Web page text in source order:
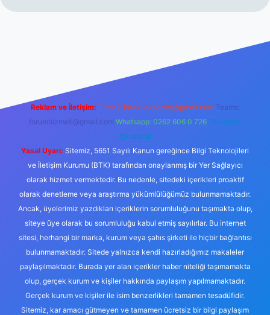
Reklam ve İletişim: E-mail: backlinkpaneli@gmail.com Teams:
forumhizmeti@gmail.com Whatsapp: 0262 606 0 726 Telegram:
@karabul
Yasal Uyarı: Sitemiz, 5651 Sayılı Kanun gereğince Bilgi Teknolojileri
ve İletişim Kurumu (BTK) tarafından onaylanmış bir Yer Sağlayıcı
olarak hizmet vermektedir. Bu nedenle, sitedeki içerikleri proaktif
olarak denetleme veya araştırma yükümlülüğümüz bulunmamaktadır.
Ancak, üyelerimiz yazdıkları içeriklerin sorumluluğunu taşımakta olup,
siteye üye olarak bu sorumluluğu kabul etmiş sayılırlar. Bu internet
sitesi, herhangi bir marka, kurum veya şahıs şirketi ile hiçbir bağlantısı
bulunmamaktadır. Sitede yalnızca kendi hazırladığımız makaleler
paylaşılmaktadır. Burada yer alan içerikler haber niteliği taşımamakta
olup, gerçek kurum ve kişiler hakkında paylaşım yapılmamaktadır.
Gerçek kurum ve kişiler ile isim benzerlikleri tamamen tesadüfidir.
Sitemiz, kar amacı gütmeyen ve tamamen ücretsiz bir bilgi paylaşım